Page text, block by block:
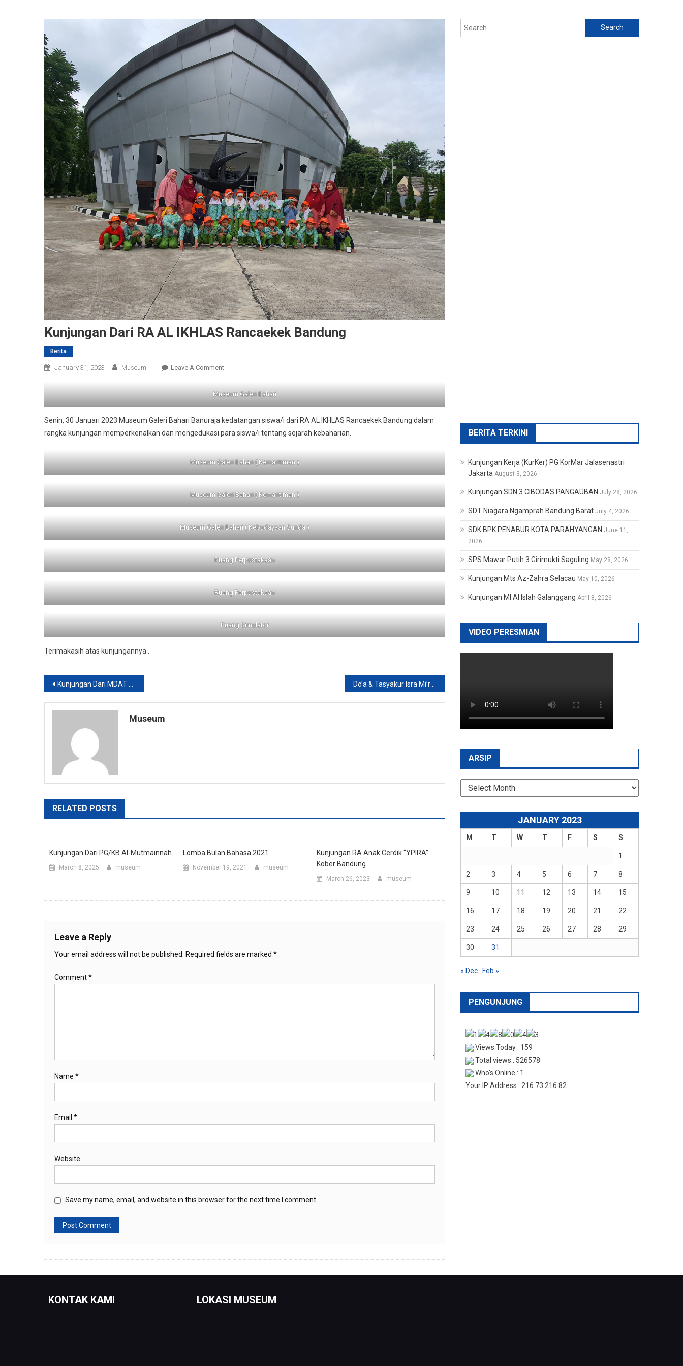
Kunjungan Dari RA AL IKHLAS Rancaekek Bandung
Berita
January 31, 2023 Museum Leave A CommentOn
IKHLAS
Rancaekek
Museum Galeri Bahari
Senin, 30 Januari 2023 Museum Galeri Bahari Banuraja kedatangan siswa/i dari RA AL IKHLAS Rancaekek Bandung dalam
rangka kunjungan memperkenalkan dan mengedukasi para siswa/i tentang sejarah kebaharian.
Museum Galeri Bahari ( Kemaritiman )
Museum Galeri Bahari ( Kemaritiman )
Museum Galeri Bahari ( Kebudayaan Sunda )
Ruang Perpustakaan
Ruang Perpustakaan
Ruang Simulator
Terimakasih atas kunjungannya .
Post
navigation
Kunjungan Dari MDAT AL-KAUTSAR Kota Bandung Do’a & Tasyakur Isra Mi’raj 1444 H
Museum
RELATED POSTS
Kunjungan Dari PG/KB Al-Mutmainnah
March 8, 2025 museum
Lomba Bulan Bahasa 2021
November 19, 2021 museum
Kunjungan RA Anak Cerdik “YPIRA”
Kober Bandung
March 26, 2023 museum
Leave a Reply
Your email address will not be published. Required fields are marked *
Comment*
Name *
Email *
Website
Save my name, email, and website in this browser for the next time I comment.
Search
for:
BERITA TERKINI
Kunjungan Kerja (KurKer) PG KorMar Jalasenastri
Jakarta August 3, 2026
Kunjungan SDN 3 CIBODAS PANGAUBAN July 28, 2026
SDT Niagara Ngamprah Bandung Barat July 4, 2026
SDK BPK PENABUR KOTA PARAHYANGAN June 11,
2026
SPS Mawar Putih 3 Girimukti Saguling May 28, 2026
Kunjungan Mts Az-Zahra Selacau May 10, 2026
Kunjungan MI Al Islah Galanggang April 8, 2026
VIDEO PERESMIAN
ARSIP
Arsip
JANUARY 2023
M T W T F S S
1
2 3 4 5 6 7 8
9 10 11 12 13 14 15
16 17 18 19 20 21 22
23 24 25 26 27 28 29
30 31
« Dec Feb »
PENGUNJUNG
Views Today : 159
Total views : 526578
Who's Online : 1
Your IP Address : 216.73.216.82
KONTAK KAMI LOKASI MUSEUM